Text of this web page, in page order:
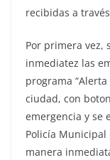
recibidas a
Por primera vez,
inmediatez las
programa
ciudad, con
emergencia y se
Policía
manera